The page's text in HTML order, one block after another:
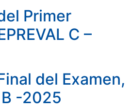
Primer
C –
del Examen,
B -2025